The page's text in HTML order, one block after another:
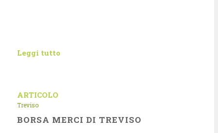
Leggi tutto
ARTICOLO
Treviso
BORSA MERCI DI TREVISO